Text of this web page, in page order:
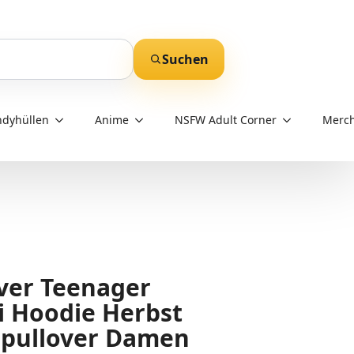
Suchen
Anime NSFW Adult Corner
Teenager
Hoodie Herbst
Damen